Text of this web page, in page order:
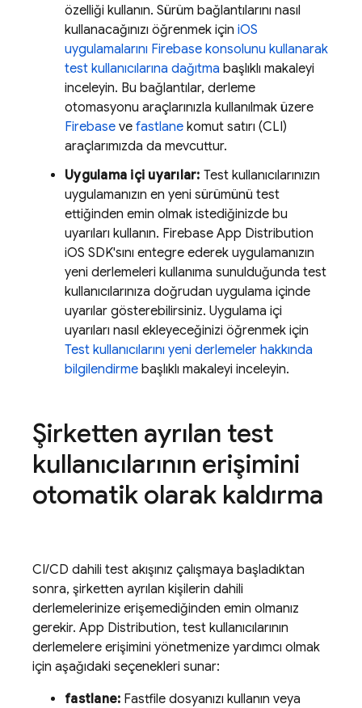
özelliği kullanın. Sürüm bağlantılarını nasıl
kullanacağınızı öğrenmek için iOS
uygulamalarını Firebase konsolunu kullanarak
test kullanıcılarına dağıtma başlıklı makaleyi
inceleyin. Bu bağlantılar, derleme
otomasyonu araçlarınızla kullanılmak üzere
Firebase ve fastlane komut satırı (CLI)
araçlarımızda da mevcuttur.
Uygulama içi uyarılar: Test kullanıcılarınızın
uygulamanızın en yeni sürümünü test
ettiğinden emin olmak istediğinizde bu
uyarıları kullanın. Firebase App Distribution
iOS SDK'sını entegre ederek uygulamanızın
yeni derlemeleri kullanıma sunulduğunda test
kullanıcılarınıza doğrudan uygulama içinde
uyarılar gösterebilirsiniz. Uygulama içi
uyarıları nasıl ekleyeceğinizi öğrenmek için
Test kullanıcılarını yeni derlemeler hakkında
bilgilendirme başlıklı makaleyi inceleyin.
Şirketten ayrılan test
kullanıcılarının erişimini
otomatik olarak kaldırma
CI/CD dahili test akışınız çalışmaya başladıktan
sonra, şirketten ayrılan kişilerin dahili
derlemelerinize erişemediğinden emin olmanız
gerekir. App Distribution, test kullanıcılarının
derlemelere erişimini yönetmenize yardımcı olmak
için aşağıdaki seçenekleri sunar:
fastlane: Fastfile dosyanızı kullanın veya